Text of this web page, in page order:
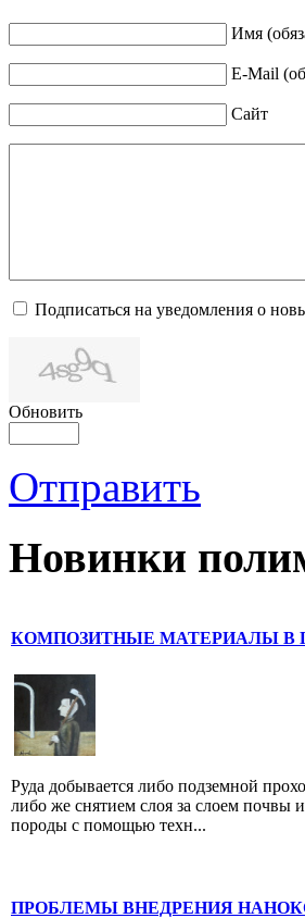
Имя
E-Mail
Сайт
Подписаться на уведомления о
Обновить
Отправить
Новинки
КОМПОЗИТНЫЕ МАТЕРИАЛЫ В
Руда добывается либо подземной
либо же снятием слоя за слоем почвы
породы с помощью техн...
ПРОБЛЕМЫ ВНЕДРЕНИЯ